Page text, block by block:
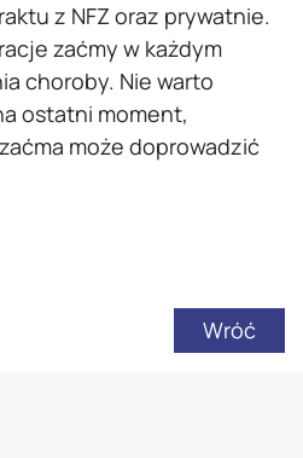
z NFZ oraz prywatnie.
zaćmy w każdym
choroby. Nie warto
ostatni moment,
może doprowadzić
Wróć